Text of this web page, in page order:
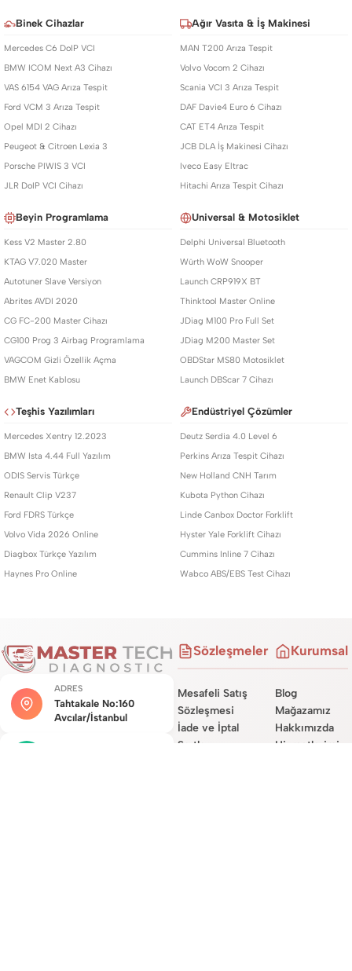
Binek Cihazlar
Mercedes C6 DoIP VCI
BMW ICOM Next A3 Cihazı
VAS 6154 VAG Arıza Tespit
Ford VCM 3 Arıza Tespit
Opel MDI 2 Cihazı
Peugeot & Citroen Lexia 3
Porsche PIWIS 3 VCI
JLR DoIP VCI Cihazı
Ağır Vasıta & İş Makinesi
MAN T200 Arıza Tespit
Volvo Vocom 2 Cihazı
Scania VCI 3 Arıza Tespit
DAF Davie4 Euro 6 Cihazı
CAT ET4 Arıza Tespit
JCB DLA İş Makinesi Cihazı
Iveco Easy Eltrac
Hitachi Arıza Tespit Cihazı
Beyin Programlama
Kess V2 Master 2.80
KTAG V7.020 Master
Autotuner Slave Versiyon
Abrites AVDI 2020
CG FC-200 Master Cihazı
CG100 Prog 3 Airbag Programlama
VAGCOM Gizli Özellik Açma
BMW Enet Kablosu
Universal & Motosiklet
Delphi Universal Bluetooth
Würth WoW Snooper
Launch CRP919X BT
Thinktool Master Online
JDiag M100 Pro Full Set
JDiag M200 Master Set
OBDStar MS80 Motosiklet
Launch DBScar 7 Cihazı
Teşhis Yazılımları
Mercedes Xentry 12.2023
BMW Ista 4.44 Full Yazılım
ODIS Servis Türkçe
Renault Clip V237
Ford FDRS Türkçe
Volvo Vida 2026 Online
Diagbox Türkçe Yazılım
Haynes Pro Online
Endüstriyel Çözümler
Deutz Serdia 4.0 Level 6
Perkins Arıza Tespit Cihazı
New Holland CNH Tarım
Kubota Python Cihazı
Linde Canbox Doctor Forklift
Hyster Yale Forklift Cihazı
Cummins Inline 7 Cihazı
Wabco ABS/EBS Test Cihazı
ADRES
Tahtakale No:160
Avcılar/İstanbul
Sözleşmeler
Mesafeli Satış
Sözleşmesi
İade ve İptal
Şartları
Kurumsal
Blog
Mağazamız
Hakkımızda
Hizmetlerimiz